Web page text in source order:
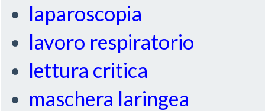
laparoscopia
lavoro respiratorio
lettura critica
maschera laringea